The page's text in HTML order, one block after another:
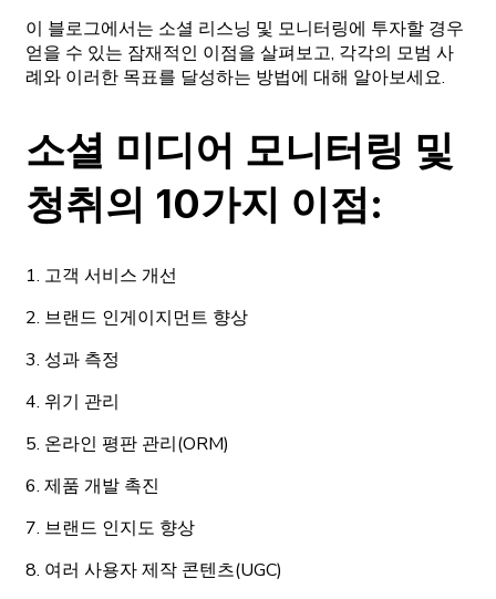
이 블로그에서는 소셜 리스닝 및 모니터링에 투자할 경우
얻을 수 있는 잠재적인 이점을 살펴보고, 각각의 모범 사
례와 이러한 목표를 달성하는 방법에 대해 알아보세요.
소셜 미디어 모니터링 및
청취의 10가지 이점:
1. 고객 서비스 개선
2. 브랜드 인게이지먼트 향상
3. 성과 측정
4. 위기 관리
5. 온라인 평판 관리(ORM)
6. 제품 개발 촉진
7. 브랜드 인지도 향상
8. 여러 사용자 제작 콘텐츠(UGC)